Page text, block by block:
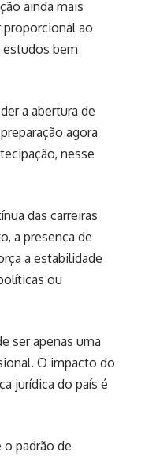
ainda mais
ao
estudos bem
a abertura de
agora
nesse
das carreiras
a presença de
a estabilidade
ou
ser apenas uma
O impacto do
jurídica do país é
padrão de